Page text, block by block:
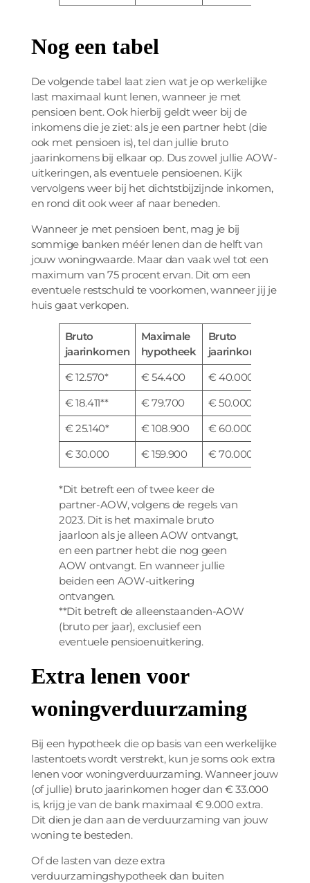
Nog een tabel
De volgende tabel laat zien wat je op werkelijke
last maximaal kunt lenen, wanneer je met
pensioen bent. Ook hierbij geldt weer bij de
inkomens die je ziet: als je een partner hebt (die
ook met pensioen is), tel dan jullie bruto
jaarinkomens bij elkaar op. Dus zowel jullie AOW-
uitkeringen, als eventuele pensioenen. Kijk
vervolgens weer bij het dichtstbijzijnde inkomen,
en rond dit ook weer af naar beneden.
Wanneer je met pensioen bent, mag je bij
sommige banken méér lenen dan de helft van
jouw woningwaarde. Maar dan vaak wel tot een
maximum van 75 procent ervan. Dit om een
eventuele restschuld te voorkomen, wanneer jij je
huis gaat verkopen.
Bruto
jaarinkomen
Maximale
hypotheek
Bruto
jaarinkomen
€ 12.570*
€ 54.400 € 40.000
€ 18.411**
€ 79.700 € 50.000
€ 25.140*
€ 108.900 € 60.000
€ 30.000
€ 159.900 € 70.000
*Dit betreft een of twee keer de
partner-AOW, volgens de regels van
2023. Dit is het maximale bruto
jaarloon als je alleen AOW ontvangt,
en een partner hebt die nog geen
AOW ontvangt. En wanneer jullie
beiden een AOW-uitkering
ontvangen.
**Dit betreft de alleenstaanden-AOW
(bruto per jaar), exclusief een
eventuele pensioenuitkering.
Extra lenen voor
woningverduurzaming
Bij een hypotheek die op basis van een werkelijke
lastentoets wordt verstrekt, kun je soms ook extra
lenen voor woningverduurzaming. Wanneer jouw
(of jullie) bruto jaarinkomen hoger dan € 33.000
is, krijg je van de bank maximaal € 9.000 extra.
Dit dien je dan aan de verduurzaming van jouw
woning te besteden.
Of de lasten van deze extra
verduurzamingshypotheek dan buiten